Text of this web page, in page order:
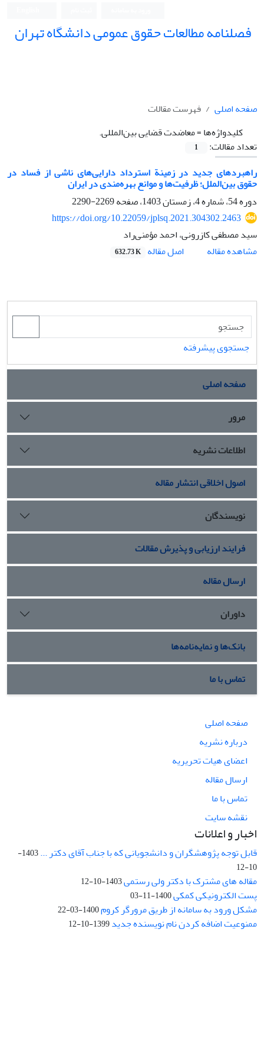
فصلنامه مطالعات حقوق عمومی دانشگاه تهران
صفحه اصلی
فهرست مقالات
کلیدواژه‌ها =معاضدت ‏قضایی بین‌المللی.‏
تعداد مقالات:
1
راهبردهای جدید در زمینة استرداد دارایی‌های ناشی از فساد در
حقوق ‏بین‌الملل؛ ظرفیت‌ها و موانع بهره‌مندی در ایران
دوره 54، شماره 4، زمستان 1403، صفحه
2269-2290
https://doi.org/10.22059/jplsq.2021.304302.2463
سید مصطفی کازرونی، احمد مؤمنی‌راد
مشاهده مقاله
اصل مقاله 632.73 K
جستجوی پیشرفته
صفحه اصلی
مرور
اطلاعات نشریه
اصول اخلاقی انتشار مقاله
نویسندگان
فرایند ارزیابی و پذیرش مقالات
ارسال مقاله
داوران
بانک‌ها و نمایه‌نامه‌ها
تماس با ما
صفحه اصلی
درباره نشریه
اعضای هیات تحریریه
ارسال مقاله
تماس با ما
نقشه سایت
اخبار و اعلانات
قابل توجه پژوهشگران و دانشجویانی که با جناب آقای دکتر ...
1403-
10-12
مقاله های مشترک با دکتر ولی رستمی1403-10-12
پست الکترونیکی کمکی1400-11-03
مشکل ورود به سامانه از طریق مرورگر کروم1400-03-22
ممنوعیت اضافه کردن نام نویسنده جدید1399-10-12